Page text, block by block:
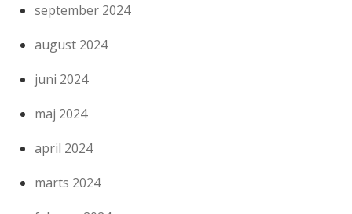
september 2024
august 2024
juni 2024
maj 2024
april 2024
marts 2024